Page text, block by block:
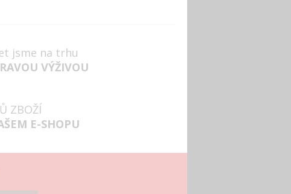
jsme na trhu
VÝŽIVOU
ZBOŽÍ
E-SHOPU